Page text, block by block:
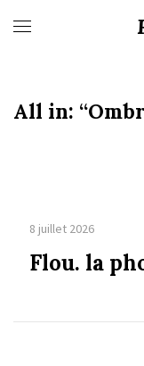
All in:
8 juillet 2026
Flou. la